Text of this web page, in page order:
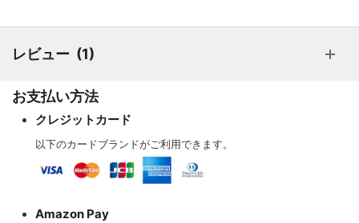
レビュー 1
お支払い方法
クレジットカード
以下のカードブランドがご利用できます。
Amazon Pay